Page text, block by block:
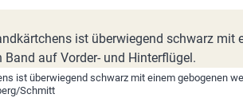
ist überwiegend schwarz mit einem gebogenen
Schmitt